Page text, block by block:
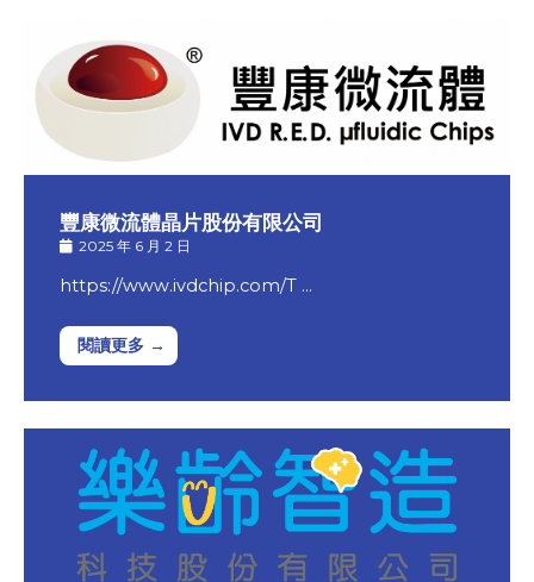
豐康微流體晶片股份有限公司
2025 年 6 月 2 日
https://www.ivdchip.com/T …
閱讀更多 →